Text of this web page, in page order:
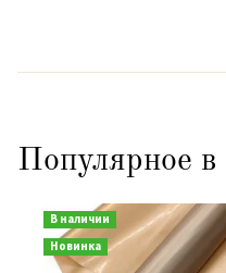
Популярное в
В наличии
Новинка